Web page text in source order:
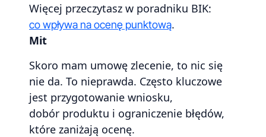
Więcej przeczytasz w poradniku BIK:
co wpływa na ocenę punktową.
Mit
Skoro mam umowę zlecenie, to nic się
nie da. To nieprawda. Często kluczowe
jest przygotowanie wniosku,
dobór produktu i ograniczenie błędów,
które zaniżają ocenę.